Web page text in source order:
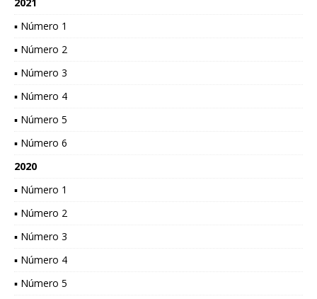
▪ Número 1
▪ Número 2
▪ Número 3
▪ Número 4
▪ Número 5
▪ Número 6
2020
▪ Número 1
▪ Número 2
▪ Número 3
▪ Número 4
▪ Número 5